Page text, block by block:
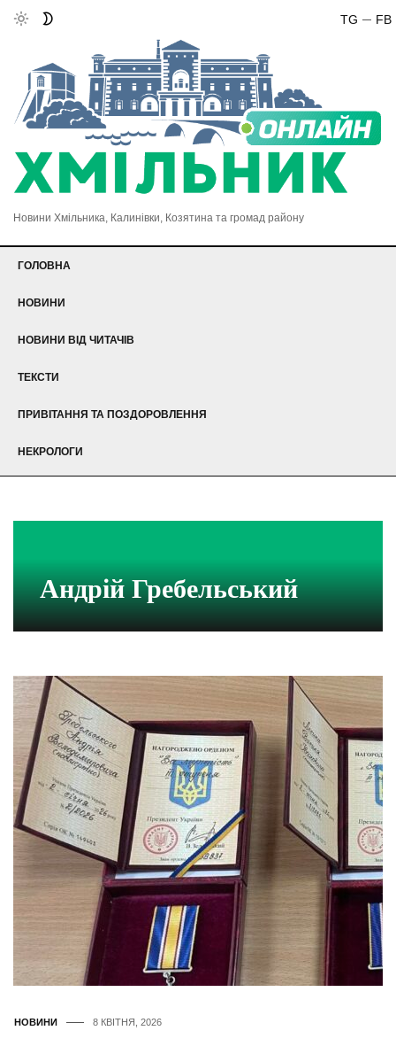
FB
TG
Новини Хмільника, Калинівки, Козятина та громад району
ГОЛОВНА
НОВИНИ
НОВИНИ ВІД ЧИТАЧІВ
ТЕКСТИ
ПРИВІТАННЯ ТА ПОЗДОРОВЛЕННЯ
НЕКРОЛОГИ
Андрій Гребельський
НОВИНИ 8 КВІТНЯ, 2026